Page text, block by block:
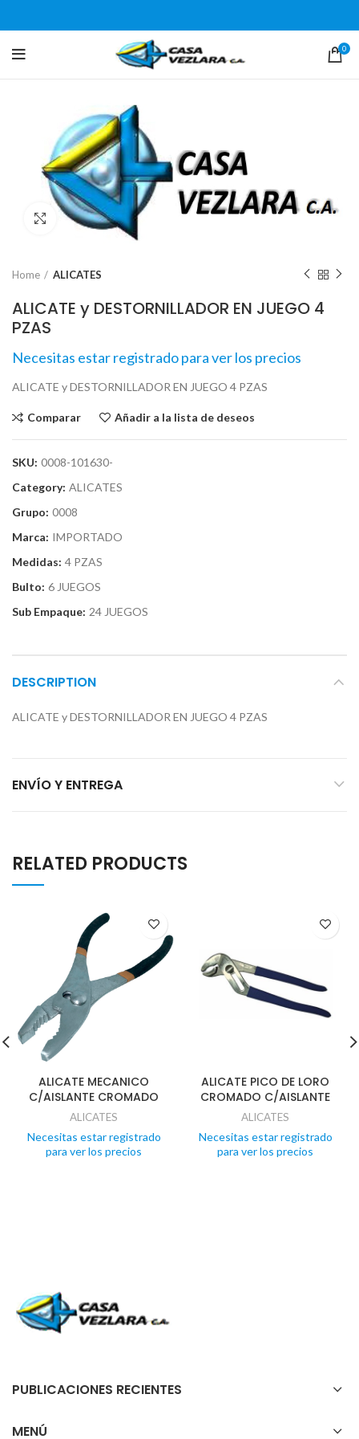
0
Click para agrandar
Home ALICATES
ALICATE y DESTORNILLADOR EN JUEGO 4
PZAS
Necesitas estar registrado para ver los precios
ALICATE y DESTORNILLADOR EN JUEGO 4 PZAS
Comparar Añadir a la lista de deseos
SKU: 0008-101630-
Category: ALICATES
Grupo: 0008
Marca: IMPORTADO
Medidas: 4 PZAS
Bulto: 6 JUEGOS
Sub Empaque: 24 JUEGOS
DESCRIPTION
ALICATE y DESTORNILLADOR EN JUEGO 4 PZAS
ENVÍO Y ENTREGA
RELATED PRODUCTS
ALICATE MECANICO
C/AISLANTE CROMADO
ALICATES
Necesitas estar registrado
para ver los precios
ALICATE PICO DE LORO
CROMADO C/AISLANTE
ALICATES
Necesitas estar registrado
para ver los precios
PUBLICACIONES RECIENTES
MENÚ